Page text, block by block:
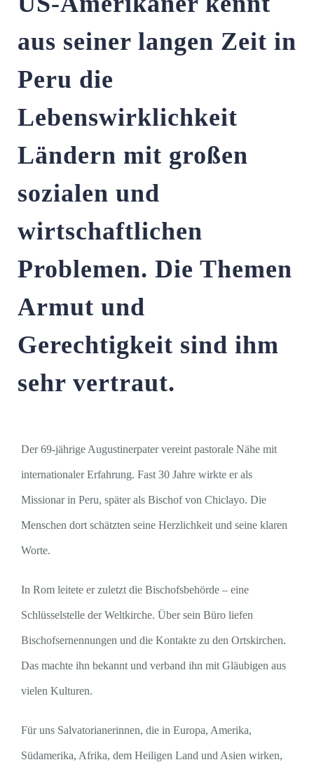
aus seiner langen Zeit in
Peru die
Lebenswirklichkeit
Ländern mit großen
sozialen und
wirtschaftlichen
Problemen. Die Themen
Armut und
Gerechtigkeit sind ihm
sehr vertraut.
Der 69-jährige Augustinerpater vereint pastorale Nähe mit
internationaler Erfahrung. Fast 30 Jahre wirkte er als
Missionar in Peru, später als Bischof von Chiclayo. Die
Menschen dort schätzten seine Herzlichkeit und seine klaren
Worte.
In Rom leitete er zuletzt die Bischofsbehörde – eine
Schlüsselstelle der Weltkirche. Über sein Büro liefen
Bischofsernennungen und die Kontakte zu den Ortskirchen.
Das machte ihn bekannt und verband ihn mit Gläubigen aus
vielen Kulturen.
Für uns Salvatorianerinnen, die in Europa, Amerika,
Südamerika, Afrika, dem Heiligen Land und Asien wirken,